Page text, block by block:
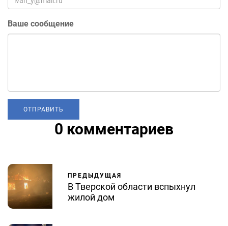
Ваше сообщение
0 комментариев
ПРЕДЫДУЩАЯ
В Тверской области вспыхнул
жилой дом